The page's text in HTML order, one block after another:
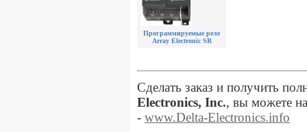
Программируемые реле
Array Electronic SR
Сделать заказ и получить
Electronics, Inc., вы можете
- www.Delta-Electronics.info